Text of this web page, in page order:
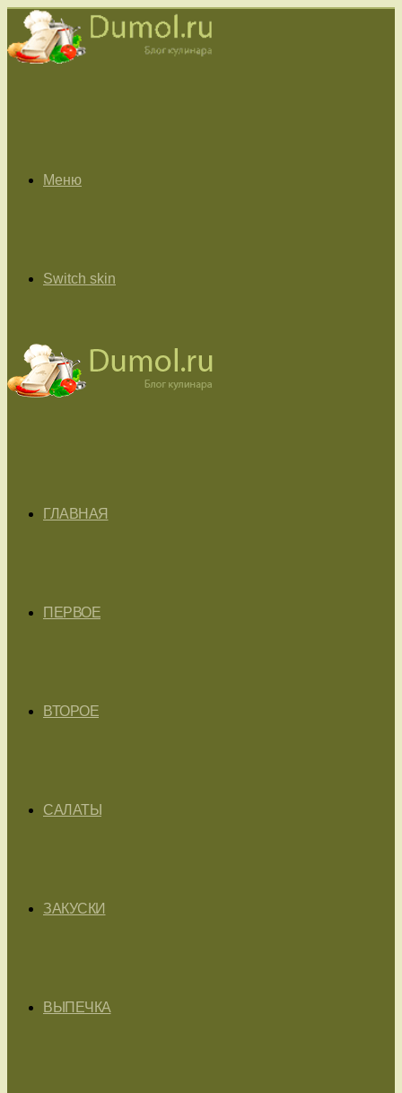
Меню
Switch skin
ГЛАВНАЯ
ПЕРВОЕ
ВТОРОЕ
САЛАТЫ
ЗАКУСКИ
ВЫПЕЧКА